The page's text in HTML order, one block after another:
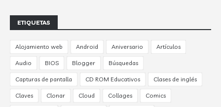
ETIQUETAS
Alojamiento web Android Aniversario Artículos
Audio BIOS Blogger Búsquedas
Capturas de pantalla CD ROM Educativos Clases de inglés
Claves Clonar Cloud Collages Comics